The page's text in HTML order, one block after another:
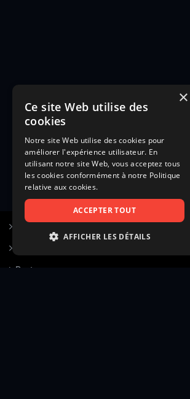
Poster une annonce
×
Ce site Web utilise des
cookies
Notre site Web utilise des cookies pour
améliorer l'expérience utilisateur. En
utilisant notre site Web, vous acceptez tous
les cookies conformément à notre Politique
relative aux cookies.
ACCEPTER TOUT
AFFICHER LES DÉTAILS